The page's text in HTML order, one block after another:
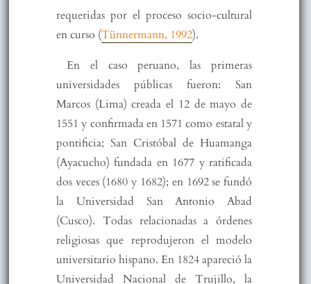
requeridas por el proceso socio-cultural
en curso (Tünnermann, 1992).
En el caso peruano, las primeras
universidades públicas fueron: San
Marcos (Lima) creada el 12 de mayo de
1551 y confirmada en 1571 como estatal y
pontificia; San Cristóbal de Huamanga
(Ayacucho) fundada en 1677 y ratificada
dos veces (1680 y 1682); en 1692 se fundó
la Universidad San Antonio Abad
(Cusco). Todas relacionadas a órdenes
religiosas que reprodujeron el modelo
universitario hispano. En 1824 apareció la
Universidad Nacional de Trujillo, la